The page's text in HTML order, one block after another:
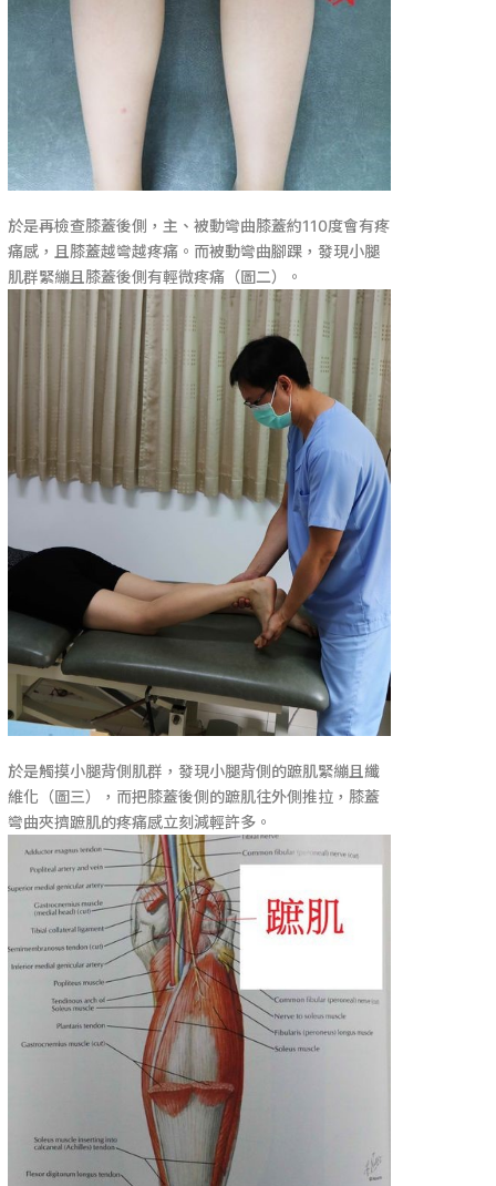
於是再檢查膝蓋後側，主、被動彎曲膝蓋約110度會有疼
痛感，且膝蓋越彎越疼痛。而被動彎曲腳踝，發現小腿
肌群緊繃且膝蓋後側有輕微疼痛（圖二）。
於是觸摸小腿背側肌群，發現小腿背側的蹠肌緊繃且纖
維化（圖三），而把膝蓋後側的蹠肌往外側推拉，膝蓋
彎曲夾擠蹠肌的疼痛感立刻減輕許多。